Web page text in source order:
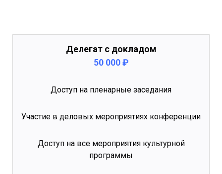
Делегат с докладом
50 000 ₽
Доступ на пленарные заседания
Участие в деловых мероприятиях конференции
Доступ на все мероприятия культурной
программы